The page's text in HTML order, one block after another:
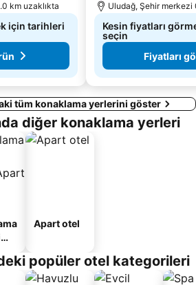
km uzaklıkta
için tarihleri
Uludağ, Şehir merkezi
Kesin fiyatları
seçin
Fiyatları
tüm konaklama yerlerini göster
diğer konaklama yerleri
Apart otel
popüler otel kategorileri